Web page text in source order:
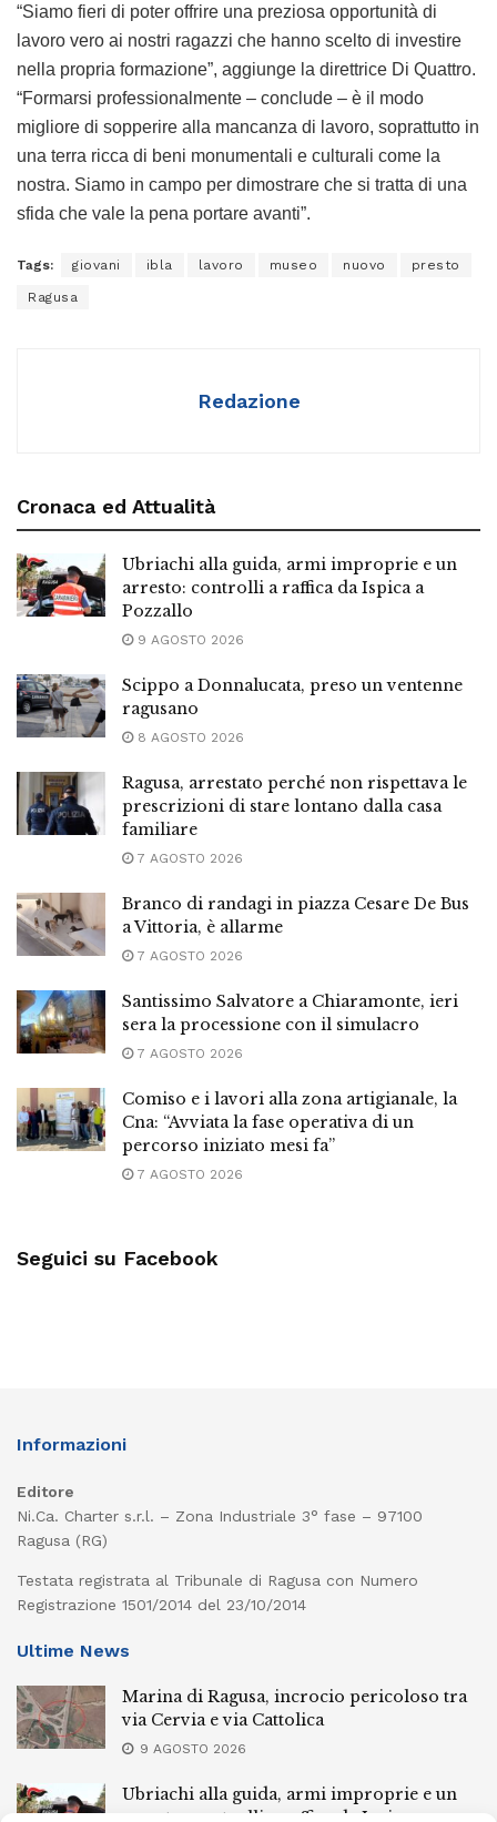
“Siamo fieri di poter offrire una preziosa opportunità di
lavoro vero ai nostri ragazzi che hanno scelto di investire
nella propria formazione”, aggiunge la direttrice Di Quattro.
“Formarsi professionalmente – conclude – è il modo
migliore di sopperire alla mancanza di lavoro, soprattutto in
una terra ricca di beni monumentali e culturali come la
nostra. Siamo in campo per dimostrare che si tratta di una
sfida che vale la pena portare avanti”.
Tags: giovani ibla lavoro museo nuovo presto
Ragusa
Redazione
Cronaca ed Attualità
Ubriachi alla guida, armi improprie e un
arresto: controlli a raffica da Ispica a
Pozzallo
9 AGOSTO 2026
Scippo a Donnalucata, preso un ventenne
ragusano
8 AGOSTO 2026
Ragusa, arrestato perché non rispettava le
prescrizioni di stare lontano dalla casa
familiare
7 AGOSTO 2026
Branco di randagi in piazza Cesare De Bus
a Vittoria, è allarme
7 AGOSTO 2026
Santissimo Salvatore a Chiaramonte, ieri
sera la processione con il simulacro
7 AGOSTO 2026
Comiso e i lavori alla zona artigianale, la
Cna: “Avviata la fase operativa di un
percorso iniziato mesi fa”
7 AGOSTO 2026
Seguici su Facebook
Informazioni
Editore
Ni.Ca. Charter s.r.l. – Zona Industriale 3° fase – 97100
Ragusa (RG)
Testata registrata al Tribunale di Ragusa con Numero
Registrazione 1501/2014 del 23/10/2014
Ultime News
Marina di Ragusa, incrocio pericoloso tra
via Cervia e via Cattolica
9 AGOSTO 2026
Ubriachi alla guida, armi improprie e un
arresto: controlli a raffica da Ispica a